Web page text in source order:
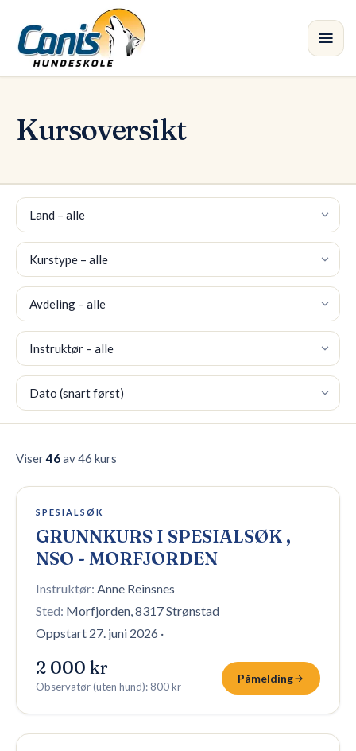
Hopp til hovedinnhold
Kurs
Instruktører
Butikk
Blogg
🇳🇴NO
Kursoversikt
Land
Kurstype
Avdeling
Instruktør
Sortering
Viser46av 46 kurs
3 plasser igjen
SPESIALSØK
GRUNNKURS I SPESIALSØK ,
NSO - MORFJORDEN
Instruktør: Anne Reinsnes
Sted: Morfjorden, 8317 Strønstad
Oppstart 27. juni 2026 ·
2 000 kr
Observatør (uten hund): 800 kr
Påmelding